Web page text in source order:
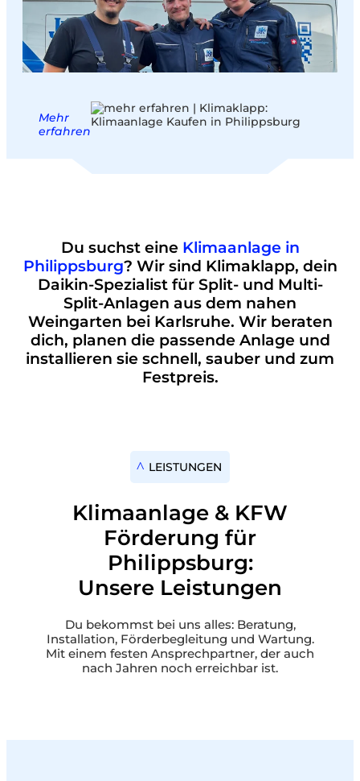
Mehr
erfahren
Du suchst eine Klimaanlage in
Philippsburg? Wir sind Klimaklapp, dein
Daikin-Spezialist für Split- und Multi-
Split-Anlagen aus dem nahen
Weingarten bei Karlsruhe. Wir beraten
dich, planen die passende Anlage und
installieren sie schnell, sauber und zum
Festpreis.
LEISTUNGEN
Klimaanlage & KFW
Förderung für
Philippsburg:
Unsere Leistungen
Du bekommst bei uns alles: Beratung,
Installation, Förderbegleitung und Wartung.
Mit einem festen Ansprechpartner, der auch
nach Jahren noch erreichbar ist.